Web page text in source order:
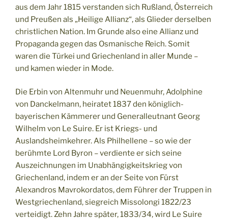
aus dem Jahr 1815 verstanden sich Rußland, Österreich
und Preußen als „Heilige Allianz“, als Glieder derselben
christlichen Nation. Im Grunde also eine Allianz und
Propaganda gegen das Osmanische Reich. Somit
waren die Türkei und Griechenland in aller Munde –
und kamen wieder in Mode.
Die Erbin von Altenmuhr und Neuenmuhr, Adolphine
von Danckelmann, heiratet 1837 den königlich-
bayerischen Kämmerer und Generalleutnant Georg
Wilhelm von Le Suire. Er ist Kriegs- und
Auslandsheimkehrer. Als Philhellene – so wie der
berühmte Lord Byron – verdiente er sich seine
Auszeichnungen im Unabhängigkeitskrieg von
Griechenland, indem er an der Seite von Fürst
Alexandros Mavrokordatos, dem Führer der Truppen in
Westgriechenland, siegreich Missolongi 1822/23
verteidigt. Zehn Jahre später, 1833/34, wird Le Suire